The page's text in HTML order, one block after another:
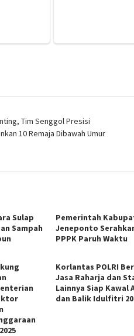
Tim Senggol Presisi
10 Remaja Dibawah Umur
Sulap
Sampah
Pemerintah
Jeneponto
PPPK Paruh Waktu
Korlantas POLRI
Jasa Raharja dan
Lainnya Siap Kawal
dan Balik Idulfitri